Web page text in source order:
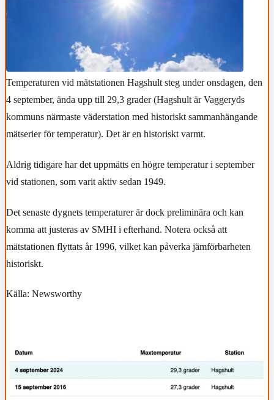
Temperaturen vid mätstationen Hagshult steg under onsdagen, den
4 september, ända upp till 29,3 grader (Hagshult är Vaggeryds
kommuns närmaste väderstation med historiskt sammanhängande
mätserier för temperatur). Det är en historiskt varmt.
Aldrig tidigare har det uppmätts en högre temperatur i september
vid stationen, som varit aktiv sedan 1949.
Det senaste dygnets temperaturer är dock preliminära och kan
komma att justeras av SMHI i efterhand. Notera också att
mätstationen flyttats år 1996, vilket kan påverka jämförbarheten
historiskt.
Källa: Newsworthy